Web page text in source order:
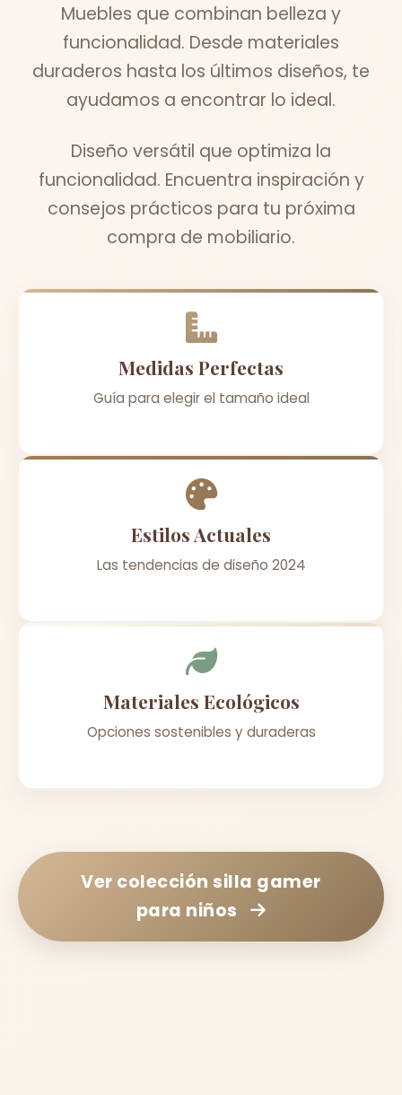
Muebles que combinan belleza y
funcionalidad. Desde materiales
duraderos hasta los últimos diseños, te
ayudamos a encontrar lo ideal.
Diseño versátil que optimiza la
funcionalidad. Encuentra inspiración y
consejos prácticos para tu próxima
compra de mobiliario.
Medidas Perfectas
Guía para elegir el tamaño ideal
Estilos Actuales
Las tendencias de diseño 2024
Materiales Ecológicos
Opciones sostenibles y duraderas
Ver colecciónsilla gamer
para niños